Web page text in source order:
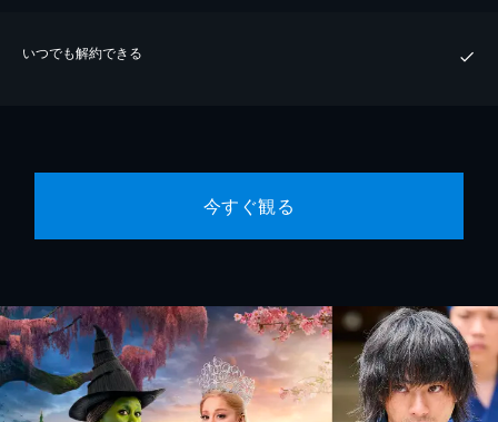
いつでも解約できる
今すぐ観る